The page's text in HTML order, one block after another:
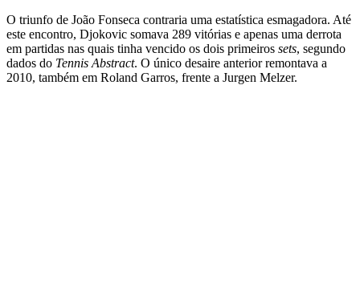
O triunfo de João Fonseca contraria uma estatística esmagadora. Até
este encontro, Djokovic somava 289 vitórias e apenas uma derrota
em partidas nas quais tinha vencido os dois primeiros sets, segundo
dados do Tennis Abstract. O único desaire anterior remontava a
2010, também em Roland Garros, frente a Jurgen Melzer.